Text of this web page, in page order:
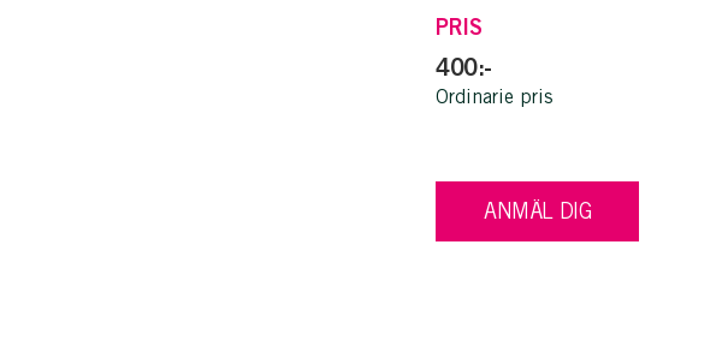
PRIS
400:-
Ordinarie pris
ANMÄL DIG